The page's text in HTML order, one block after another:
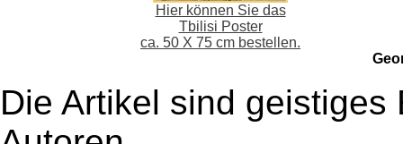
Hier können Sie das
Tbilisi Poster
ca. 50 X 75 cm bestellen.
Die Artikel sind